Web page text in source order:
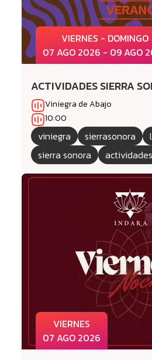
VIERNES - DOMINGO
07 AGO 2026 - 09 AGO
ACTIVIDADES SIERRA
Viniegra de Abajo
10:00
viniegra sierrasonora
sierra sonora
actividades
VIERNES
07 AGO 2026